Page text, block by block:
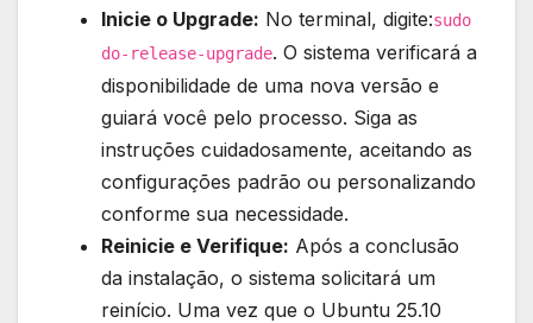
Inicie o Upgrade: No terminal, digite:sudo
do-release-upgrade. O sistema verificará a
disponibilidade de uma nova versão e
guiará você pelo processo. Siga as
instruções cuidadosamente, aceitando as
configurações padrão ou personalizando
conforme sua necessidade.
Reinicie e Verifique: Após a conclusão
da instalação, o sistema solicitará um
reinício. Uma vez que o Ubuntu 25.10